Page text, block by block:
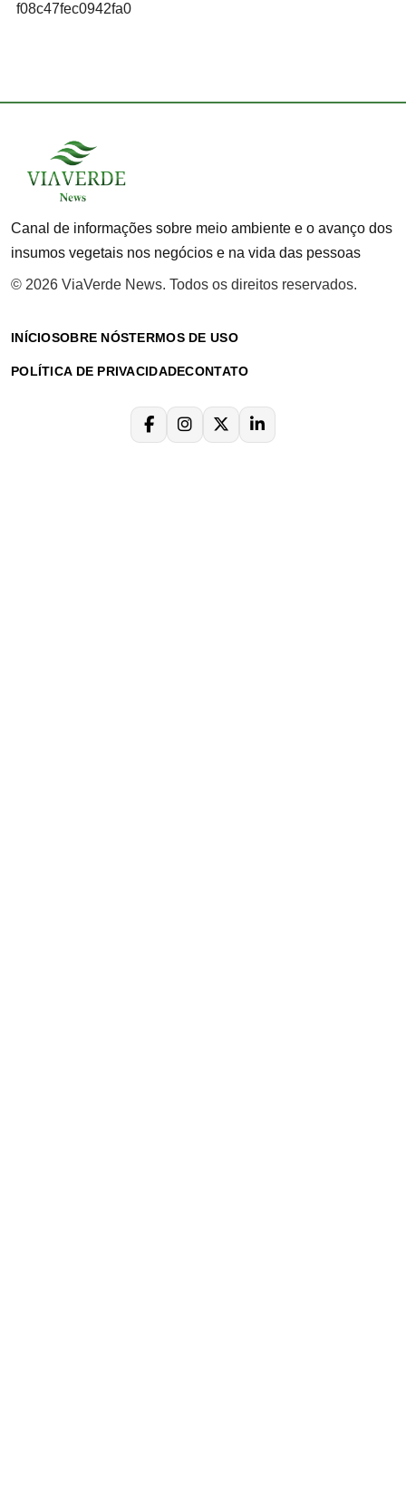
f08c47fec0942fa0
Canal de informações sobre meio ambiente e o avanço dos
insumos vegetais nos negócios e na vida das pessoas
© 2026 ViaVerde News. Todos os direitos reservados.
INÍCIOSOBRE NÓSTERMOS DE USO
POLÍTICA DE PRIVACIDADECONTATO